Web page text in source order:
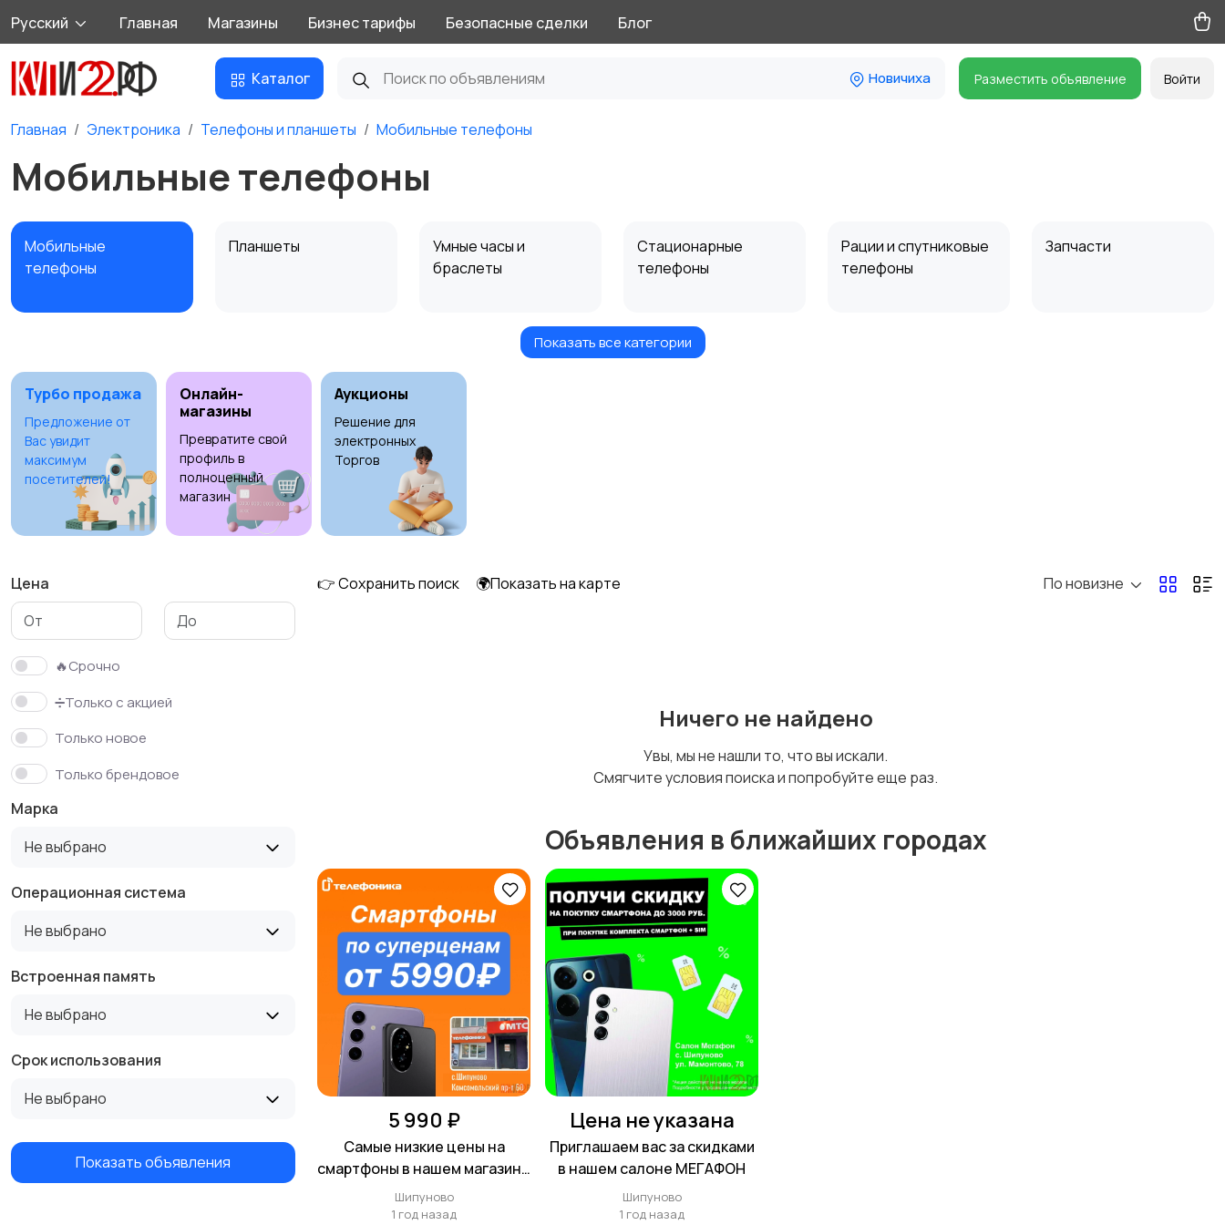
Русский Главная Магазины Бизнес тарифы Безопасные сделки Блог
Каталог Новичиха Разместить объявление Войти
Главная Электроника Телефоны и планшеты Мобильные телефоны
Мобильные телефоны
Мобильные
телефоны
Планшеты
Умные часы и
браслеты
Стационарные
телефоны
Рации и спутниковые
телефоны
Запчасти
аккумуляторы
Аксессуары
Показать все категории
Турбо продажа
Предложение от
Вас увидит
максимум
посетителей!
Онлайн-
магазины
Превратите свой
профиль в
полноценный
магазин
Аукционы
Решение для
электронных
Торгов
Цена
🔥Срочно
➗Только с акцией
Только новое
Только брендовое
Марка
Не выбрано
Операционная система
Не выбрано
Встроенная память
Не выбрано
Срок использования
Не выбрано
Показать объявления
👉 Сохранить поиск 🌍Показать на карте По новизне
Ничего не найдено
Увы, мы не нашли то, что вы искали.
Смягчите условия поиска и попробуйте еще раз.
Объявления в ближайших городах
5 990 ₽
Самые низкие цены на
смартфоны в нашем магазине
Телефоника
Шипуново
1 год назад
Цена не указана
Приглашаем вас за скидками
в нашем салоне МЕГАФОН
Шипуново
1 год назад